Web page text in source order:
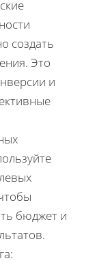
создать
Это
и
бюджет и